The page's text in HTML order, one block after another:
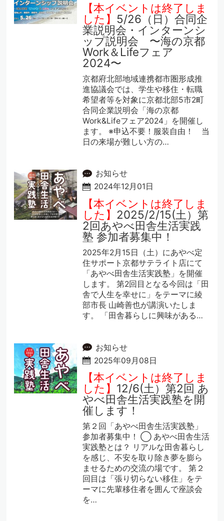
【本イベントは終了しま
した】 5/26（日）合同企
業説明会・インターンシ
ップ説明会 〜海の京都
Work＆Lifeフェア
2024〜
京都府北部地域連携都市圏形成推
進協議会では、学生や移住・転職
希望者等を対象に京都北部5市2町
合同企業説明会「海の京都
Work&Lifeフェア2024」を開催し
ます。 ※申込不要！服装自由！ 当
日の来場が難しい方の…
お知らせ
2024年12月01日
【本イベントは終了しま
した】 2025/2/15(土）第
2回あやべ田舎生活実践
塾 参加者募集中！
2025年2月15日（土）にあやべ定
住サポート京都サテライト店にて
「あやべ田舎生活実践塾」を開催
します。 第2回目となる今回は「田
舎で人生を幸せに」をテーマに綾
部市長 山崎善也が講演いたしま
す。 「田舎暮らしに興味がある…
お知らせ
2025年09月08日
【本イベントは終了しま
した】 12/6(土）第2回 あ
やべ田舎生活実践塾を開
催します！
第２回「あやべ田舎生活実践塾」
参加者募集中！ ◯ あやべ田舎生活
実践塾とは？ リアルな田舎暮らし
を感じ、不安を取り除き夢を膨ら
ませるための交流の場です。 第２
回目は「張り切らない移住」をテ
ーマに先輩移住者を囲んで座談会
を…